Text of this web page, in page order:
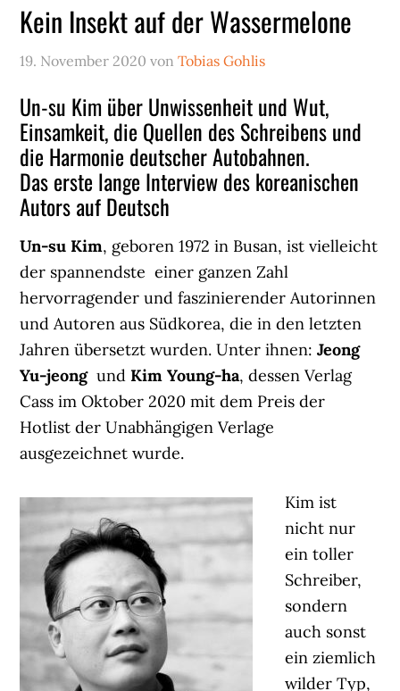
Kein Insekt auf der Wassermelone
19. November 2020 vonTobias Gohlis
Un-su Kim über Unwissenheit und Wut,
Einsamkeit, die Quellen des Schreibens und
die Harmonie deutscher Autobahnen.
Das erste lange Interview des koreanischen
Autors auf Deutsch
Un-su Kim, geboren 1972 in Busan, ist vielleicht
der spannendste einer ganzen Zahl
hervorragender und faszinierender Autorinnen
und Autoren aus Südkorea, die in den letzten
Jahren übersetzt wurden. Unter ihnen:Jeong
Yu-jeongundKim Young-ha, dessen Verlag
Cass im Oktober 2020 mit dem Preis der
Hotlist der Unabhängigen Verlage
ausgezeichnet wurde.
Kim ist
nicht nur
ein toller
Schreiber,
sondern
auch sonst
ein ziemlich
wilder Typ,